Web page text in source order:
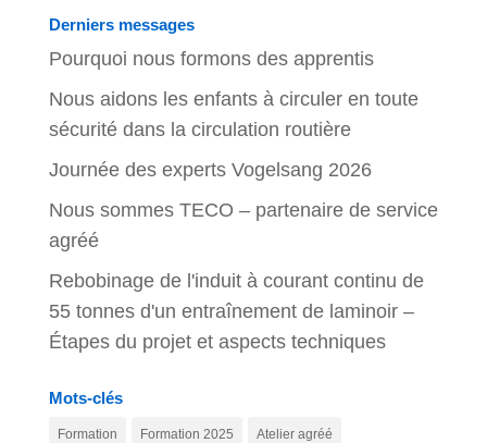
Derniers messages
Pourquoi nous formons des apprentis
Nous aidons les enfants à circuler en toute
sécurité dans la circulation routière
Journée des experts Vogelsang 2026
Nous sommes TECO – partenaire de service
agréé
Rebobinage de l'induit à courant continu de
55 tonnes d'un entraînement de laminoir –
Étapes du projet et aspects techniques
Mots-clés
Formation Formation 2025 Atelier agréé